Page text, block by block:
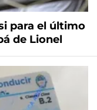
para el último
de Lionel